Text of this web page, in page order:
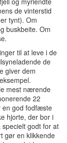
de vinterstid
tynt). Om
buskbeite. Om
til at leve i de
de
giver dem
mest nærende
22
en god fodfæste
hjorte, der bor i
godt for at
gør en klikkende